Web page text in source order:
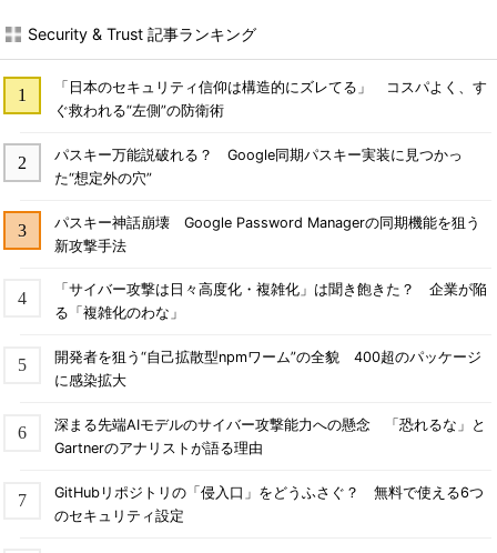
Security & Trust 記事ランキング
「日本のセキュリティ信仰は構造的にズレてる」 コスパよく、す
ぐ救われる“左側”の防衛術
パスキー万能説破れる？ Google同期パスキー実装に見つかっ
た“想定外の穴”
パスキー神話崩壊 Google Password Managerの同期機能を狙う
新攻撃手法
「サイバー攻撃は日々高度化・複雑化」は聞き飽きた？ 企業が陥
る「複雑化のわな」
開発者を狙う“自己拡散型npmワーム”の全貌 400超のパッケージ
に感染拡大
深まる先端AIモデルのサイバー攻撃能力への懸念 「恐れるな」と
Gartnerのアナリストが語る理由
GitHubリポジトリの「侵入口」をどうふさぐ？ 無料で使える6つ
のセキュリティ設定